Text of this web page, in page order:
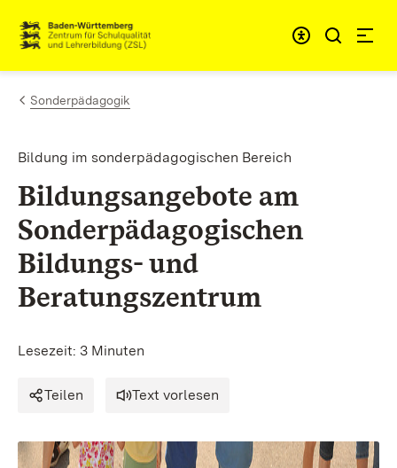
Zum Inhalt springen
Link zur Startseite
Sonderpädagogik
Bildung im sonderpädagogischen Bereich
Bildungsangebote am
Sonderpädagogischen
Bildungs- und
Beratungszentrum
Lesezeit: 3 Minuten
Teilen Text vorlesen